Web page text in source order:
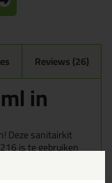
Reviews (26)
in
Deze sanitairkit
is te gebruiken
en veelzijdige kit
een bijpassende